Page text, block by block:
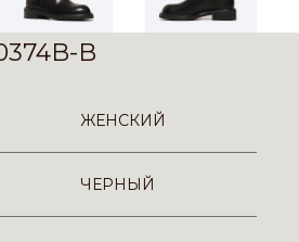
B
ЖЕНСКИЙ
ЧЕРНЫЙ